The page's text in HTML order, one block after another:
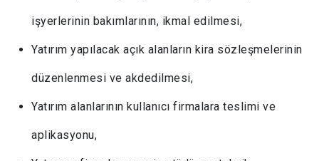
işyerlerinin bakımlarının, ikmal edilmesi,
Yatırım yapılacak açık alanların kira sözleşmelerinin
düzenlenmesi ve akdedilmesi,
Yatırım alanlarının kullanıcı firmalara teslimi ve
aplikasyonu,